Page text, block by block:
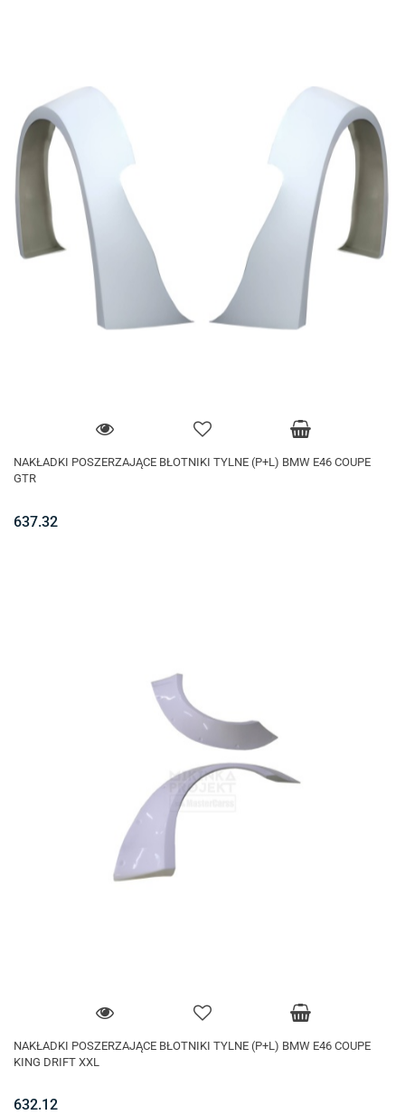
NAKŁADKI POSZERZAJĄCE BŁOTNIKI TYLNE (P+L) BMW E46 COUPE
GTR
637.32
NAKŁADKI POSZERZAJĄCE BŁOTNIKI TYLNE (P+L) BMW E46 COUPE
KING DRIFT XXL
632.12